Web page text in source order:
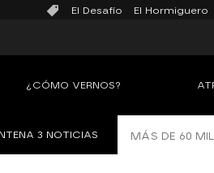
El Desafío El Hormiguero
¿CÓMO VERNOS?
3 NOTICIAS MÁS DE 60